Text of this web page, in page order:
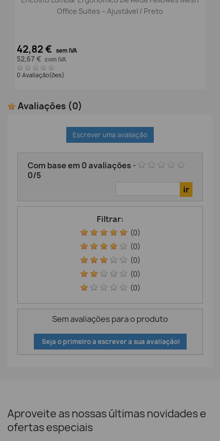
Office Suites – Ajustável / Preto
42,82 € sem IVA
52,67 € com IVA
0 Avaliação(ões)
Avaliações (0)
Escrever uma avaliação
Com base em 0avaliações-
0/5
Filtrar:
(0)
(0)
(0)
(0)
(0)
Sem avaliações para o produto
Seja o primeiro a escrever a sua avaliação!
Aproveite as nossas últimas novidades e
ofertas especiais